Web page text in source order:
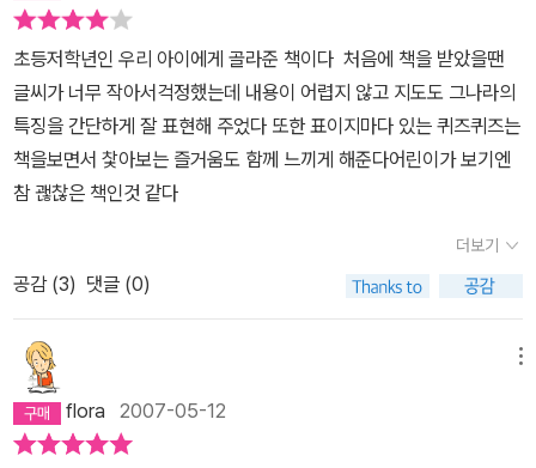
초등저학년인 우리 아이에게 골라준 책이다 처음에 책을 받았을땐
글씨가 너무 작아서걱정했는데 내용이 어렵지 않고 지도도 그나라의
특징을 간단하게 잘 표현해 주었다 또한 표이지마다 있는 퀴즈퀴즈는
책을보면서 찿아보는 즐거움도 함께 느끼게 해준다어린이가 보기엔
참 괞찮은 책인것 같다
더보기
공감 (3) 댓글 (0)
flora 2007-05-12